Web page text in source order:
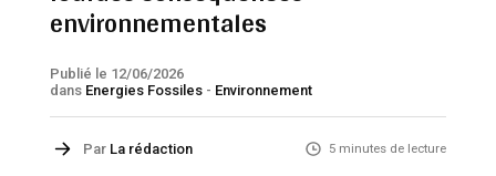
environnementales
Publié le 12/06/2026
dans Energies Fossiles- Environnement
Par La rédaction 5 minutes de lecture